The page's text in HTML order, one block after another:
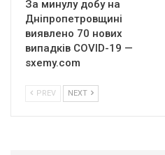
За минулу добу на
Дніпропетровщині
виявлено 70 нових
випадків COVID-19 —
sxemy.com
PREV NEXT